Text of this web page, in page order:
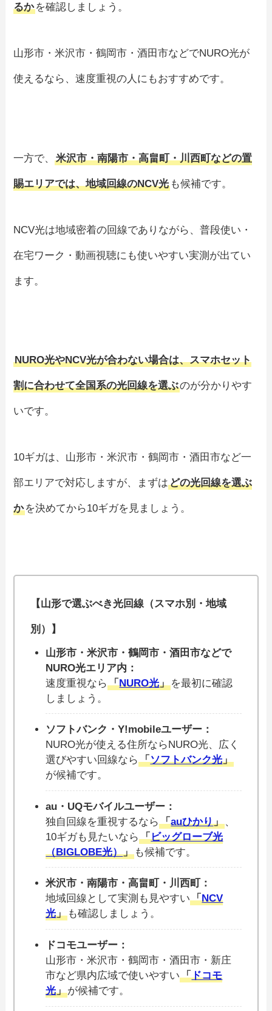
るかを確認しましょう。
山形市・米沢市・鶴岡市・酒田市などでNURO光が
使えるなら、速度重視の人にもおすすめです。
一方で、米沢市・南陽市・高畠町・川西町などの置
賜エリアでは、地域回線のNCV光 も候補です。
NCV光は地域密着の回線でありながら、普段使い・
在宅ワーク・動画視聴にも使いやすい実測が出てい
ます。
NURO光やNCV光が合わない場合は、スマホセット
割に合わせて全国系の光回線を選ぶのが分かりやす
いです。
10ギガは、山形市・米沢市・鶴岡市・酒田市など一
部エリアで対応しますが、まずはどの光回線を選ぶ
かを決めてから10ギガを見ましょう。
【山形で選ぶべき光回線（スマホ別・地域
別）】
山形市・米沢市・鶴岡市・酒田市などで
NURO光エリア内：
速度重視なら「NURO光」を最初に確認
しましょう。
ソフトバンク・Y!mobileユーザー：
NURO光が使える住所ならNURO光、広く
選びやすい回線なら「ソフトバンク光」
が候補です。
au・UQモバイルユーザー：
独自回線を重視するなら「auひかり」、
10ギガも見たいなら「ビッグローブ光
（BIGLOBE光）」 も候補です。
米沢市・南陽市・高畠町・川西町：
地域回線として実測も見やすい「NCV
光」 も確認しましょう。
ドコモユーザー：
山形市・米沢市・鶴岡市・酒田市・新庄
市など県内広域で使いやすい「ドコモ
光」が候補です。